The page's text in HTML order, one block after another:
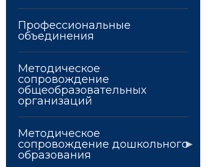
Профессиональные
объединения
Методическое
сопровождение
общеобразовательных
организаций
Методическое
сопровождение дошкольного
образования